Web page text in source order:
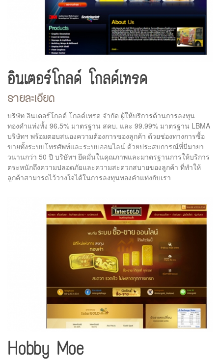
อินเตอร์โกลด์ โกลด์เทรด
รายละเอียด
บริษัท อินเตอร์โกลด์ โกลด์เทรด จำกัด ผู้ให้บริการด้านการลงทุน
ทองคำแท่งทั้ง 96.5% มาตรฐาน สคบ. และ 99.99% มาตรฐาน LBMA
บริษัทฯ พร้อมตอบสนองความต้องการของลูกค้า ด้วยช่องทางการซื้อ
ขายทั้งระบบโทรศัพท์และระบบออนไลน์ ด้วยประสบการณ์ที่มีมายา
วนานกว่า 50 ปี บริษัทฯ ยึดมั่นในคุณภาพและมาตรฐานการให้บริการ
ตระหนักถึงความปลอดภัยและความสะดวกสบายของลูกค้า ที่ทำให้
ลูกค้าสามารถไว้วางใจได้ในการลงทุนทองคำแท่งกับเรา
Hobby Moe